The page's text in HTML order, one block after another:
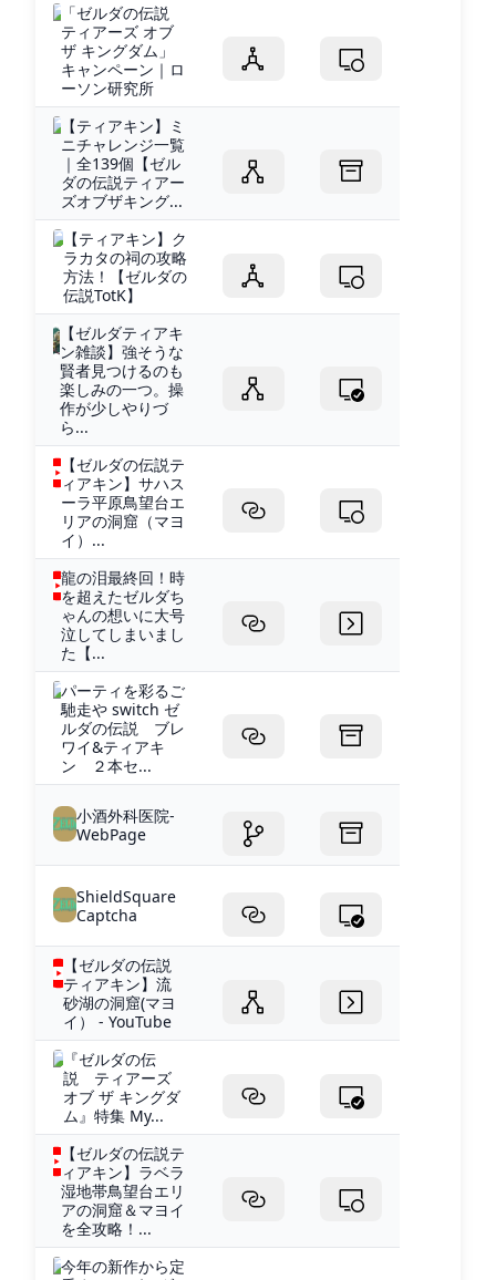
「ゼルダの伝説
ティアーズ オブ
ザ キングダム」
キャンペーン｜ロ
ーソン研究所
【ティアキン】ミ
ニチャレンジ一覧
｜全139個【ゼル
ダの伝説ティアー
ズオブザキング...
【ティアキン】ク
ラカタの祠の攻略
方法！【ゼルダの
伝説TotK】
【ゼルダティアキ
ン雑談】強そうな
賢者見つけるのも
楽しみの一つ。操
作が少しやりづ
ら...
【ゼルダの伝説テ
ィアキン】サハス
ーラ平原鳥望台エ
リアの洞窟（マヨ
イ）...
龍の泪最終回！時
を超えたゼルダち
ゃんの想いに大号
泣してしまいまし
た【...
パーティを彩るご
馳走や switch ゼ
ルダの伝説 ブレ
ワイ&ティアキ
ン ２本セ...
小酒外科医院-
WebPage
ShieldSquare
Captcha
【ゼルダの伝説
ティアキン】流
砂湖の洞窟(マヨ
イ） - YouTube
『ゼルダの伝
説 ティアーズ
オブ ザ キングダ
ム』特集 My...
【ゼルダの伝説テ
ィアキン】ラベラ
湿地帯鳥望台エリ
アの洞窟＆マヨイ
を全攻略！...
今年の新作から定